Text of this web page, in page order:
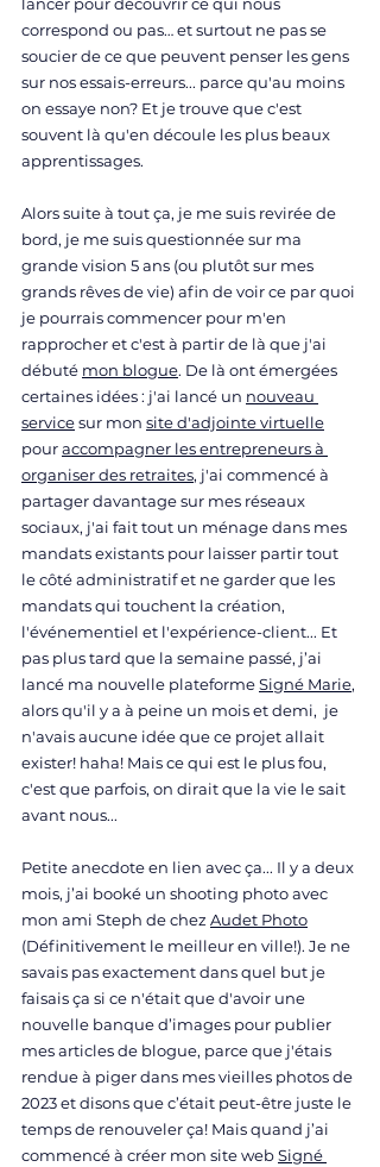
lancer pour découvrir ce qui nous
correspond ou pas… et surtout ne pas se
soucier de ce que peuvent penser les gens
sur nos essais-erreurs... parce qu'au moins
on essaye non? Et je trouve que c'est
souvent là qu'en découle les plus beaux
apprentissages.
Alors suite à tout ça, je me suis revirée de
bord, je me suis questionnée sur ma
grande vision 5 ans (ou plutôt sur mes
grands rêves de vie) afin de voir ce par quoi
je pourrais commencer pour m'en
rapprocher et c'est à partir de là que j'ai
débuté mon blogue. De là ont émergées
certaines idées : j'ai lancé un nouveau
service sur mon site d'adjointe virtuelle
pour accompagner les entrepreneurs à
organiser des retraites, j'ai commencé à
partager davantage sur mes réseaux
sociaux, j'ai fait tout un ménage dans mes
mandats existants pour laisser partir tout
le côté administratif et ne garder que les
mandats qui touchent la création,
l'événementiel et l'expérience-client... Et
pas plus tard que la semaine passé, j’ai
lancé ma nouvelle plateforme Signé Marie,
alors qu'il y a à peine un mois et demi,  je
n'avais aucune idée que ce projet allait
exister! haha! Mais ce qui est le plus fou,
c'est que parfois, on dirait que la vie le sait
avant nous...
Petite anecdote en lien avec ça... Il y a deux
mois, j’ai booké un shooting photo avec
mon ami Steph de chez Audet Photo
(Définitivement le meilleur en ville!). Je ne
savais pas exactement dans quel but je
faisais ça si ce n'était que d'avoir une
nouvelle banque d’images pour publier
mes articles de blogue, parce que j'étais
rendue à piger dans mes vieilles photos de
2023 et disons que c’était peut-être juste le
temps de renouveler ça! Mais quand j’ai
commencé à créer mon site web Signé